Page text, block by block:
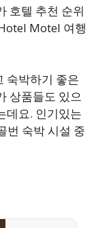
호텔 추천 순위
Motel 여행
숙박하기 좋은
상품들도 있으
데요. 인기있는
번 숙박 시설 중